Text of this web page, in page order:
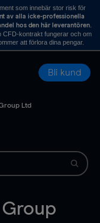
som innebär stor risk för
av alla icke-professionella
hos den här leverantören.
CFD-kontrakt fungerar och om
att förlora dina pengar.
Bli kund
Ltd